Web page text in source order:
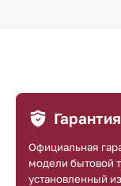
Гарантия
Официальная
модели бытовой
установленный